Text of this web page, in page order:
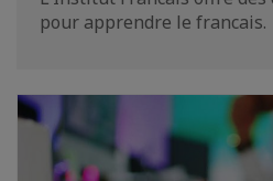
pour apprendre le francais.